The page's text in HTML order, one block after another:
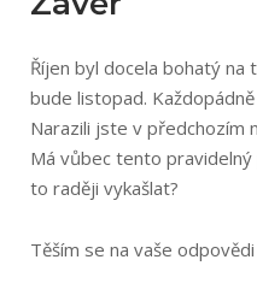
Říjen byl docela bohatý na
bude listopad.
Narazili jste v předchozím
Má vůbec tento
to raději vykašlat?
Těším se na vaše